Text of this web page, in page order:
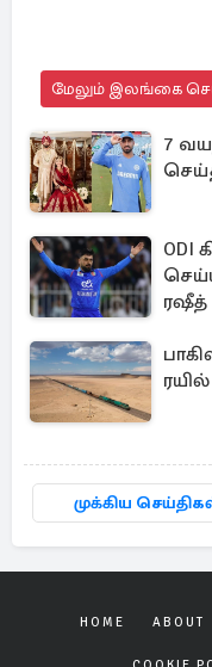
மேலும் இலங்கை
7
ODI
ரஷீத்
முக்கிய
HOME ABOUT